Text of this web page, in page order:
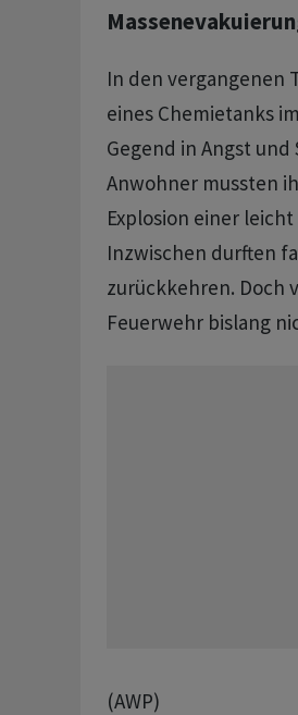
In den vergangenen
eines Chemietanks
Gegend in Angst
Anwohner mussten
Explosion einer
Inzwischen durften
zurückkehren. Doch
Feuerwehr bislang
(AWP)